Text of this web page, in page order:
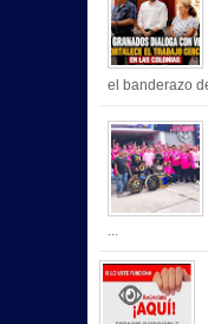
el banderazo